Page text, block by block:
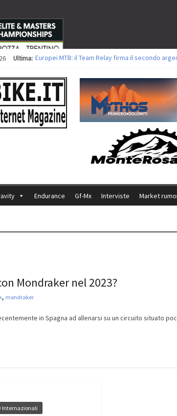
Ultima: Europei MTB: il Team Relay firma il secondo
Europei XCO: titoli a Aldridge, Frei e Hutter.
Europei XCO: vittorie per Ghibaudo,
35ª Marathon Bike della Brianza: l’ultima sfida
Endurance Gf-Mx Interviste Market
Mondraker nel 2023?
, mondraker
in Spagna ad allenarsi su un circuito situato
Internazionali